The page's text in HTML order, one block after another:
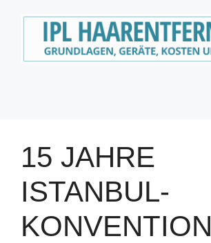
15 JAHRE
ISTANBUL-
KONVENTION